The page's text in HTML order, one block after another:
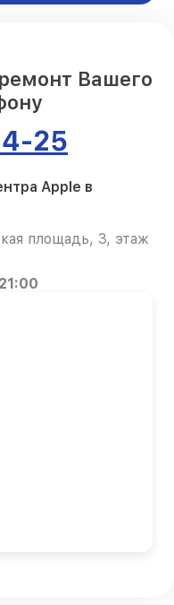
Вашего
25
Apple в
площадь, 3, этаж
21:00